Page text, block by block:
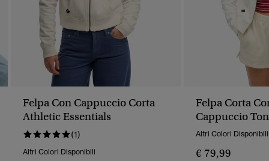
Felpa Con Cappuccio Corta
Athletic Essentials
(1)
Altri Colori Disponibili
Felpa Corta
Cappuccio
Athletic
Altri Colori Disponibili
€ 79,99